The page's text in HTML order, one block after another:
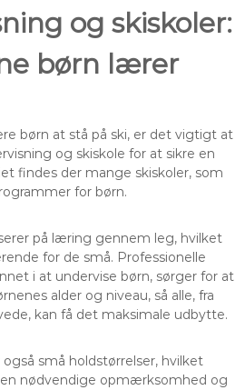
og skiskoler:
børn lærer
børn at stå på ski, er det vigtigt at
og skiskole for at sikre en
findes der mange skiskoler, som
for børn.
på læring gennem leg, hvilket
for de små. Professionelle
i at undervise børn, sørger for at
alder og niveau, så alle, fra
kan få det maksimale udbytte.
små holdstørrelser, hvilket
nødvendige opmærksomhed og